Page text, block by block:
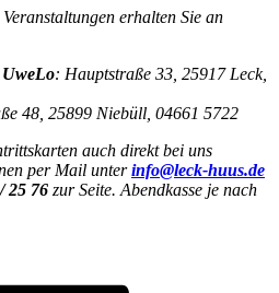
erhalten Sie an
: Hauptstraße 33, 25917 Leck,
48, 25899 Niebüll, 04661 5722
auch direkt bei uns
per Mail unterinfo@leck-huus.de
25 76 zur Seite. Abendkasse je nach